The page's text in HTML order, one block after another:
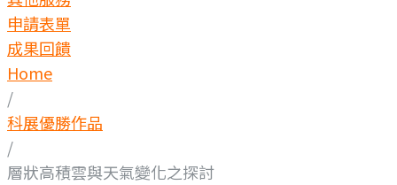
申請表單
成果回饋
Home
/
科展優勝作品
/
層狀高積雲與天氣變化之探討